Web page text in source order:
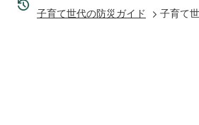
子育て世代の防災ガイド 子育て